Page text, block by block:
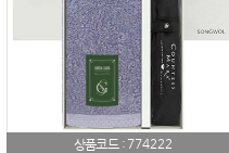
상품코드 : 774222